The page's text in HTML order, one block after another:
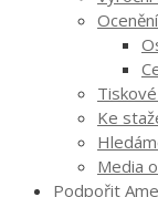
Ke
Media
Podpořit